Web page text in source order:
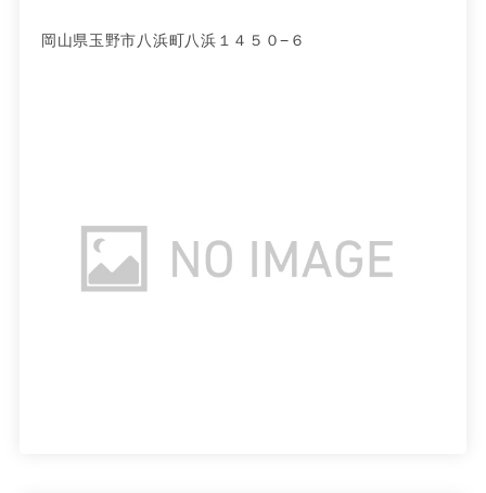
岡山県玉野市八浜町八浜１４５０−６